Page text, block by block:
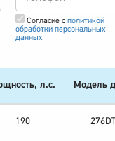
Согласие с политикой
обработки персональных
данных
л.с. Модель
190